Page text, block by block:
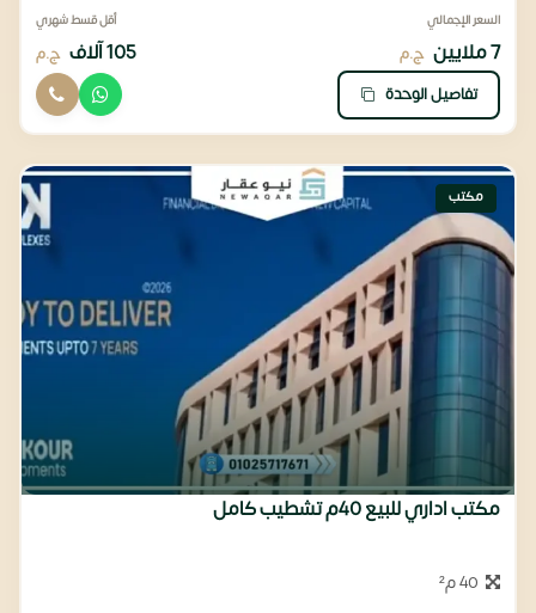
السعر الإجمالي
7 ملايين ج.م
أقل قسط شهري
105 آلاف ج.م
تفاصيل الوحدة
مكتب
مكتب اداري للبيع 40م تشطيب كامل